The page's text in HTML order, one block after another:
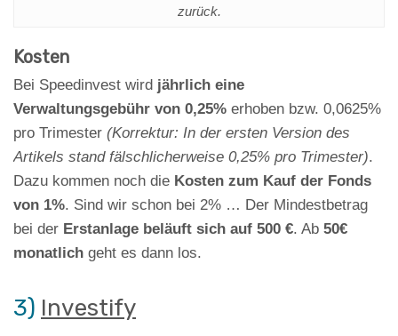
zurück.
Kosten
Bei Speedinvest wird jährlich eine
Verwaltungsgebühr von 0,25% erhoben bzw. 0,0625%
pro Trimester (Korrektur: In der ersten Version des
Artikels stand fälschlicherweise 0,25% pro Trimester).
Dazu kommen noch die Kosten zum Kauf der Fonds
von 1%. Sind wir schon bei 2% … Der Mindestbetrag
bei der Erstanlage beläuft sich auf 500 €. Ab 50€
monatlich geht es dann los.
3) Investify